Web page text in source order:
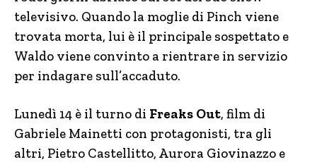
televisivo. Quando la moglie di Pinch viene
trovata morta, lui è il principale sospettato e
Waldo viene convinto a rientrare in servizio
per indagare sull’accaduto.
Lunedì 14 è il turno di Freaks Out, film di
Gabriele Mainetti con protagonisti, tra gli
altri, Pietro Castellitto, Aurora Giovinazzo e